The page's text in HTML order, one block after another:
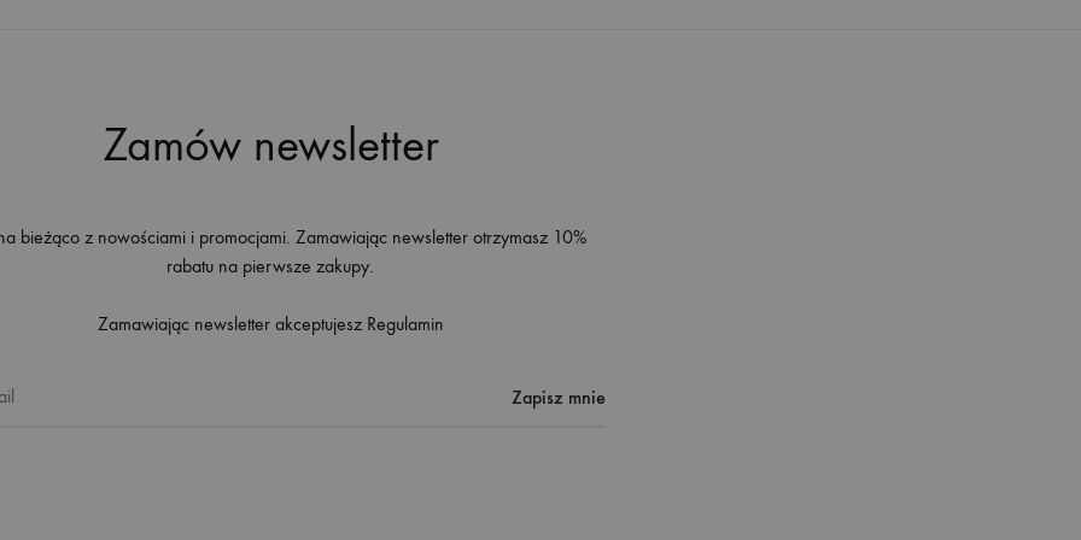
Zamów newsletter
bieżąco z nowościami i promocjami. Zamawiając newsletter otrzymasz 10%
rabatu na pierwsze zakupy.
Zamawiając newsletter akceptujesz Regulamin